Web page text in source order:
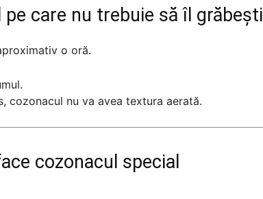
pe care nu trebuie să îl grăbești
o oră.
cozonacul nu va avea textura aerată.
cozonacul special